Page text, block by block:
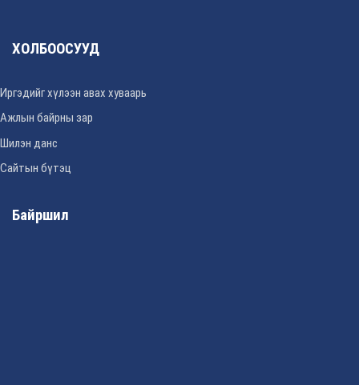
ХОЛБООСУУД
Иргэдийг хүлээн авах хуваарь
Ажлын байрны зар
Шилэн данс
Сайтын бүтэц
Байршил